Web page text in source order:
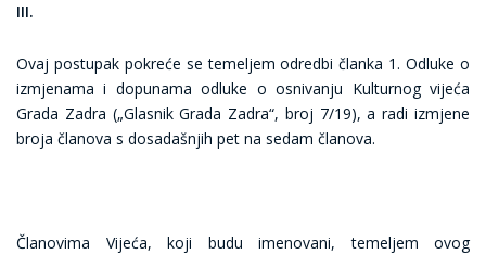
III.
Ovaj postupak pokreće se temeljem odredbi članka 1. Odluke o
izmjenama i dopunama odluke o osnivanju Kulturnog vijeća
Grada Zadra („Glasnik Grada Zadra“, broj 7/19), a radi izmjene
broja članova s dosadašnjih pet na sedam članova.
Članovima Vijeća, koji budu imenovani, temeljem ovog